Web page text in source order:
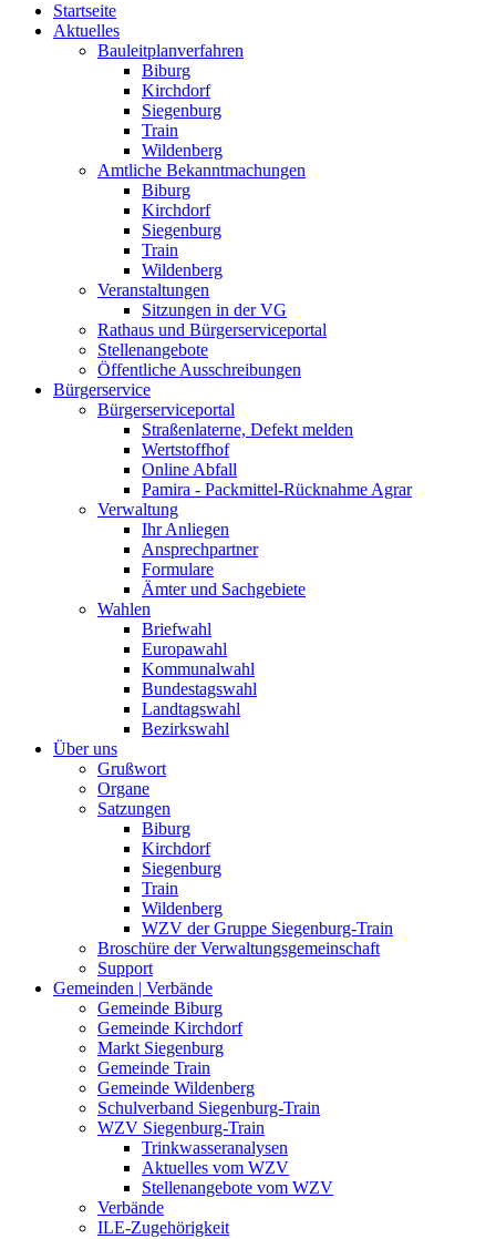
Startseite
Aktuelles
Bauleitplanverfahren
Biburg
Kirchdorf
Siegenburg
Train
Wildenberg
Amtliche Bekanntmachungen
Biburg
Kirchdorf
Siegenburg
Train
Wildenberg
Veranstaltungen
Sitzungen in der VG
Rathaus und Bürgerserviceportal
Stellenangebote
Öffentliche Ausschreibungen
Bürgerservice
Bürgerserviceportal
Straßenlaterne, Defekt melden
Wertstoffhof
Online Abfall
Pamira - Packmittel-Rücknahme Agrar
Verwaltung
Ihr Anliegen
Ansprechpartner
Formulare
Ämter und Sachgebiete
Wahlen
Briefwahl
Europawahl
Kommunalwahl
Bundestagswahl
Landtagswahl
Bezirkswahl
Über uns
Grußwort
Organe
Satzungen
Biburg
Kirchdorf
Siegenburg
Train
Wildenberg
WZV der Gruppe Siegenburg-Train
Broschüre der Verwaltungsgemeinschaft
Support
Gemeinden | Verbände
Gemeinde Biburg
Gemeinde Kirchdorf
Markt Siegenburg
Gemeinde Train
Gemeinde Wildenberg
Schulverband Siegenburg-Train
WZV Siegenburg-Train
Trinkwasseranalysen
Aktuelles vom WZV
Stellenangebote vom WZV
Verbände
ILE-Zugehörigkeit